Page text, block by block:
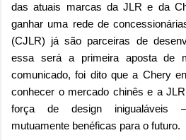
das atuais marcas da JLR e da
ganhar uma rede de
(CJLR) já são parceiras de
essa será a primeira aposta de
comunicado, foi dito que a Chery
conhecer o mercado chinês e a
força de design inigualáveis
mutuamente benéficas para o futuro.